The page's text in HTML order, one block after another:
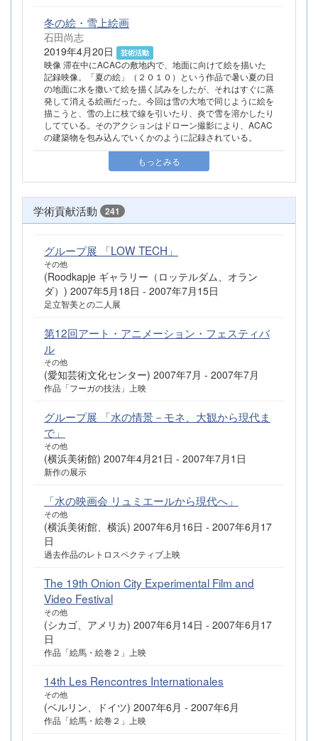
冬の絵・雪上絵画
石田尚志
2019年4月20日
芸術活動
映像 滞在中にACACの敷地内で、地面に向けて絵を描いた
記録映像。「夏の絵」（２０１０）という作品で暑い夏の日
の地面に水を撒いて絵を描く試みをしたが、それはすぐに蒸
発して消える絵画だった。今回は雪の大地で同じように絵を
描こうと、雪の上に枝で線を引いたり、炎で雪を溶かしたり
してている。そのアクションはドローン撮影により、ACAC
の建築物を包み込んでいくかのように記録されている。
もっとみる
学術貢献活動 241
グループ展 「LOW TECH」
その他
(Roodkapje ギャラリー（ロッテルダム、オラン
ダ）) 2007年5月18日 - 2007年7月15日
足立智美との二人展
第12回アート・アニメーション・フェスティバ
ル
その他
(愛知芸術文化センター) 2007年7月 - 2007年7月
作品「フーガの技法」上映
グループ展 「水の情景－モネ、大観から現代ま
で」
その他
(横浜美術館) 2007年4月21日 - 2007年7月1日
新作の展示
「水の映画会 リュミエールから現代へ」
その他
(横浜美術館、横浜) 2007年6月16日 - 2007年6月17
日
過去作品のレトロスペクティブ上映
The 19th Onion City Experimental Film and
Video Festival
その他
(シカゴ、アメリカ) 2007年6月14日 - 2007年6月17
日
作品「絵馬・絵巻２」上映
14th Les Rencontres Internationales
その他
(ベルリン、ドイツ) 2007年6月 - 2007年6月
作品「絵馬・絵巻２」上映